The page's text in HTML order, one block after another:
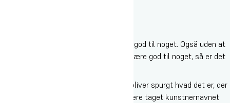
må man gerne være helt vildt god til noget. Også uden at
skamme sig over det. Og hvis man vil være god til noget, så er det
Sådan fortæller Sophie Darum, da hun bliver spurgt hvad det er, der
er så specielt ved Oure. Sophie har senere taget kunstnernavnet